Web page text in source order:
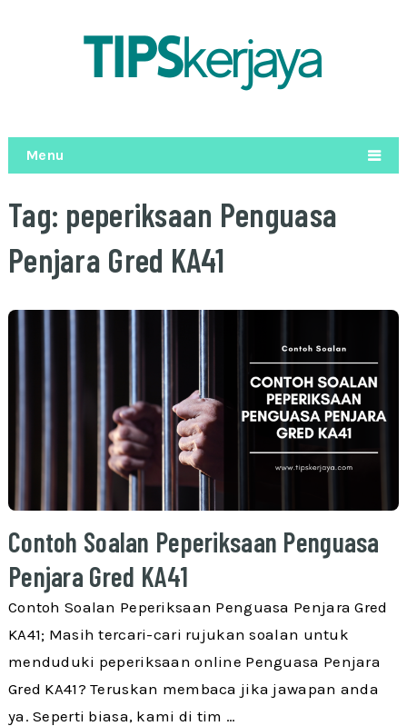
Menu
Tag: peperiksaan Penguasa
Penjara Gred KA41
Contoh Soalan Peperiksaan Penguasa
Penjara Gred KA41
Contoh Soalan Peperiksaan Penguasa Penjara Gred
KA41; Masih tercari-cari rujukan soalan untuk
menduduki peperiksaan online Penguasa Penjara
Gred KA41? Teruskan membaca jika jawapan anda
ya. Seperti biasa, kami di tim …